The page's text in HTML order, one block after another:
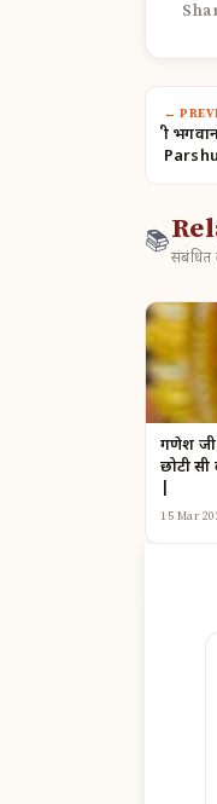
←
श्री
📚
गणेश जी
छोटी
15 Mar